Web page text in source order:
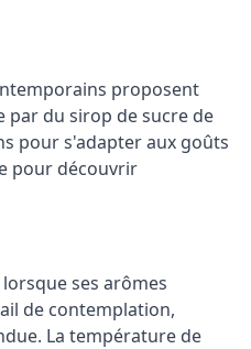
proposent
par du sirop de sucre de
pour s'adapter aux goûts
pour découvrir
ses arômes
de contemplation,
La température de